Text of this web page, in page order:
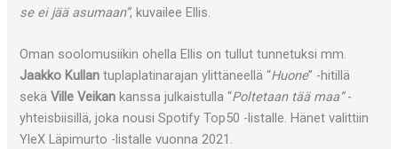
se ei jää asumaan”, kuvailee Ellis.
Oman soolomusiikin ohella Ellis on tullut tunnetuksi mm.
Jaakko Kullan tuplaplatinarajan ylittäneellä “Huone” -hitillä
sekä Ville Veikan kanssa julkaistulla “Poltetaan tää maa”-
yhteisbiisillä, joka nousi Spotify Top50 -listalle. Hänet valittiin
YleX Läpimurto -listalle vuonna 2021.